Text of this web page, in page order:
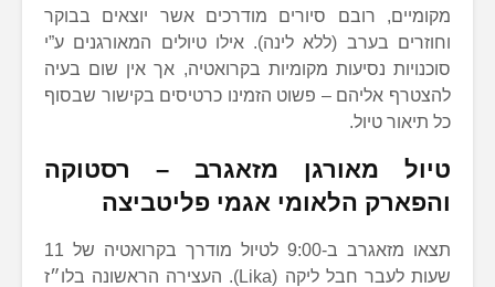
מקומיים, רובם סיורים מודרכים אשר יוצאים בבוקר
וחוזרים בערב (ללא לינה). אילו טיולים המאורגנים ע”י
סוכנויות נסיעות מקומיות בקרואטיה, אך אין שום בעיה
להצטרף אליהם – פשוט הזמינו כרטיסים בקישור שבסוף
כל תיאור טיול.
טיול מאורגן מזאגרב – רסטוקה
והפארק הלאומי אגמי פליטביצה
תצאו מזאגרב ב-9:00 לטיול מודרך בקרואטיה של 11
שעות לעבר חבל ליקה (Lika). העצירה הראשונה בלו״ז